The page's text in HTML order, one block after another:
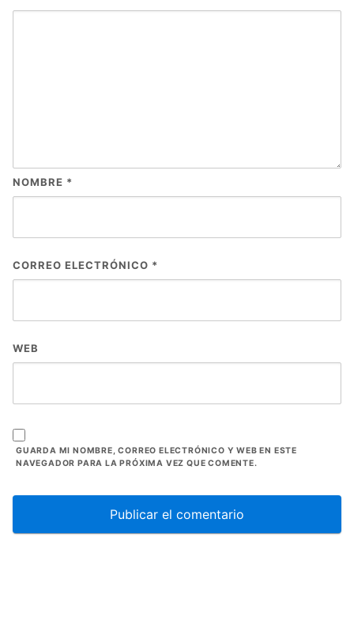
NOMBRE *
CORREO ELECTRÓNICO *
WEB
GUARDA MI NOMBRE, CORREO ELECTRÓNICO Y WEB EN ESTE
NAVEGADOR PARA LA PRÓXIMA VEZ QUE COMENTE.